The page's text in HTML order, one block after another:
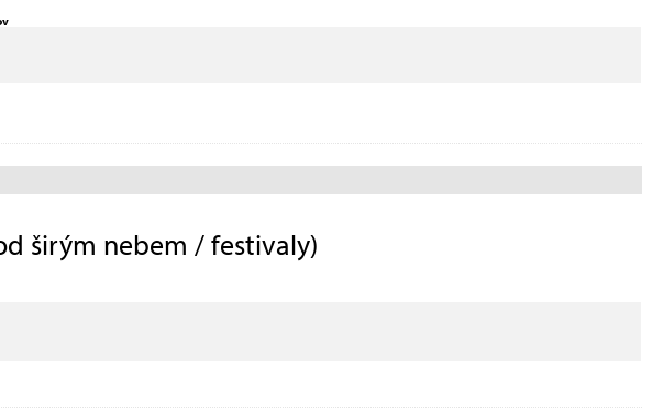
širým nebem / festivaly)